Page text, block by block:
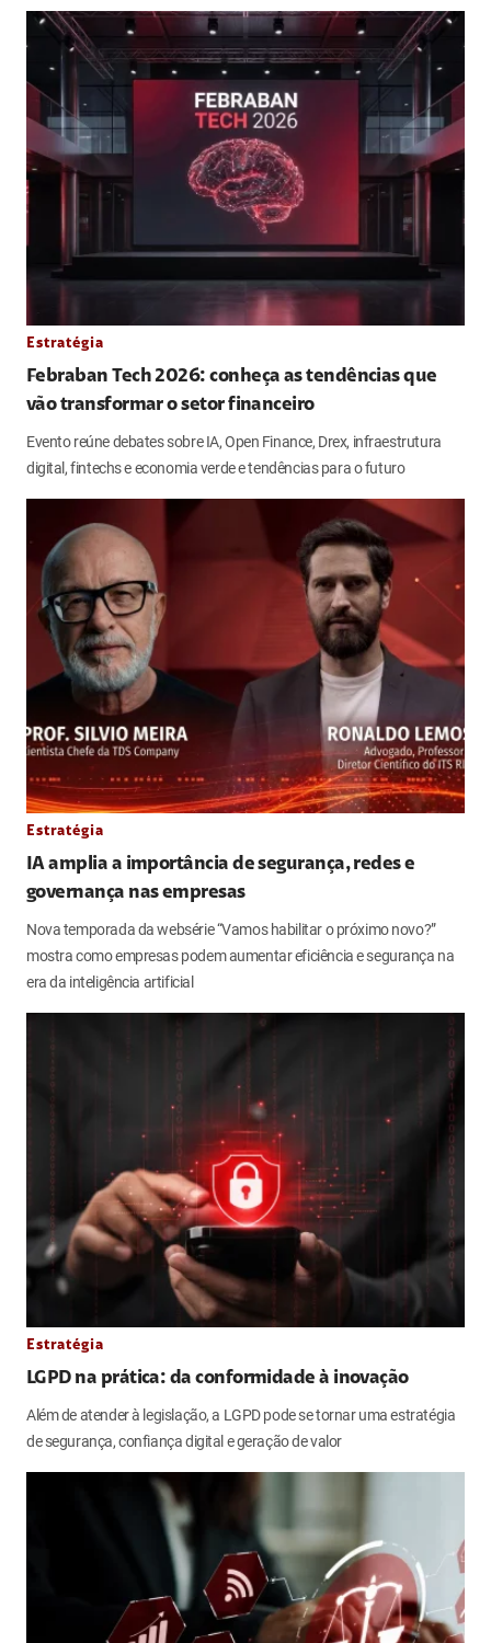
Estratégia
Febraban Tech 2026: conheça as tendências que
vão transformar o setor financeiro
Evento reúne debates sobre IA, Open Finance, Drex, infraestrutura
digital, fintechs e economia verde e tendências para o futuro
Estratégia
IA amplia a importância de segurança, redes e
governança nas empresas
Nova temporada da websérie “Vamos habilitar o próximo novo?”
mostra como empresas podem aumentar eficiência e segurança na
era da inteligência artificial
Estratégia
LGPD na prática: da conformidade à inovação
Além de atender à legislação, a LGPD pode se tornar uma estratégia
de segurança, confiança digital e geração de valor